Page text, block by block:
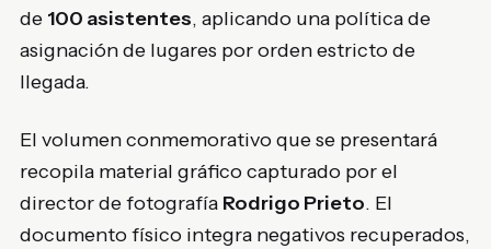
de 100 asistentes, aplicando una política de
asignación de lugares por orden estricto de
llegada.
El volumen conmemorativo que se presentará
recopila material gráfico capturado por el
director de fotografía Rodrigo Prieto. El
documento físico integra negativos recuperados,